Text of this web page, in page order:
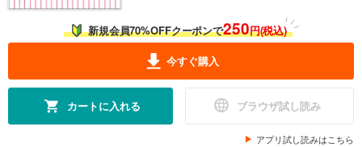
新規会員70%OFFクーポンで250円(税込)
今すぐ購入
カートに入れる ブラウザ試し読み
アプリ試し読みはこちら